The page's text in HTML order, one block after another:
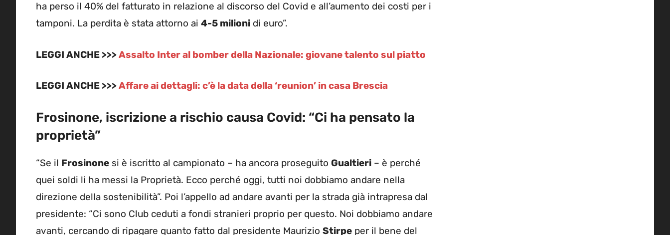
ha perso il 40% del fatturato in relazione al discorso del Covid e all’aumento dei costi per i
tamponi. La perdita è stata attorno ai 4-5 milioni di euro”.
LEGGI ANCHE >>>Assalto Inter al bomber della Nazionale: giovane talento sul piatto
LEGGI ANCHE >>>Affare ai dettagli: c’è la data della ‘reunion’ in casa Brescia
Frosinone, iscrizione a rischio causa Covid: “Ci ha pensato la
proprietà”
“Se il Frosinone si è iscritto al campionato – ha ancora proseguito Gualtieri – è perché
quei soldi li ha messi la Proprietà. Ecco perché oggi, tutti noi dobbiamo andare nella
direzione della sostenibilità”. Poi l’appello ad andare avanti per la strada già intrapresa dal
presidente: “Ci sono Club ceduti a fondi stranieri proprio per questo. Noi dobbiamo andare
avanti, cercando di ripagare quanto fatto dal presidente Maurizio Stirpe per il bene del